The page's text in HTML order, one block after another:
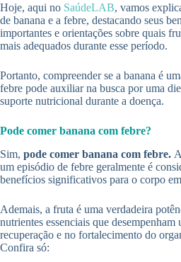
Hoje, aqui no SaúdeLAB, vamos
de banana e a febre, destacando seus
importantes e orientações sobre quais
mais adequados durante esse período.
Portanto, compreender se a banana é
febre pode auxiliar na busca por uma
suporte nutricional durante a doença.
Pode comer banana com febre?
Sim, pode comer banana com febre.
um episódio de febre geralmente é
benefícios significativos para o corpo
Ademais, a fruta é uma verdadeira
nutrientes essenciais que
recuperação e no fortalecimento do
Confira só: